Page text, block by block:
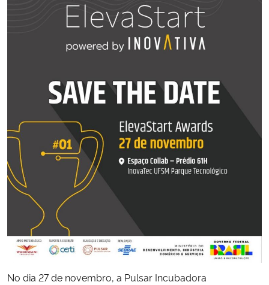
Ministério do Turismo
Ministério do Desenvolvimento Regional
Controladoria-Geral da União
Ministério da Mulher, da Família e dos Direitos Humanos
Secretaria-Geral
Secretaria de Governo
Gabinete de Segurança Institucional
Advocacia-Geral da União
No dia 27 de novembro, a Pulsar Incubadora